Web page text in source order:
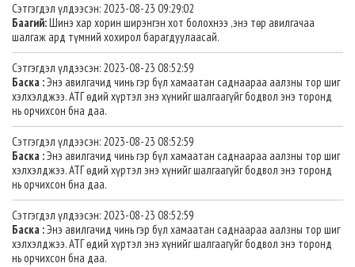
Сэтгэгдэл үлдээсэн: 2023-08-23 09:29:02
Баагий:Шинэ хар хорин ширэнгэн хот болохнээ ,энэ төр авилгачаа
шалгаж ард түмний хохирол барагдуулаасай.
Сэтгэгдэл үлдээсэн: 2023-08-23 08:52:59
Баска :Энэ авилгачид чинь гэр бүл хамаатан саднаараа аалзны тор шиг
хэлхэлджээ. АТГ өдий хүртэл энэ хүнийг шалгаагүйг бодвол энэ торонд
нь орчихсон бна даа.
Сэтгэгдэл үлдээсэн: 2023-08-23 08:52:59
Баска :Энэ авилгачид чинь гэр бүл хамаатан саднаараа аалзны тор шиг
хэлхэлджээ. АТГ өдий хүртэл энэ хүнийг шалгаагүйг бодвол энэ торонд
нь орчихсон бна даа.
Сэтгэгдэл үлдээсэн: 2023-08-23 08:52:59
Баска :Энэ авилгачид чинь гэр бүл хамаатан саднаараа аалзны тор шиг
хэлхэлджээ. АТГ өдий хүртэл энэ хүнийг шалгаагүйг бодвол энэ торонд
нь орчихсон бна даа.